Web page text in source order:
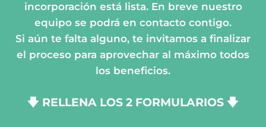
incorporación está lista. En breve nuestro
equipo se podrá en contacto contigo.
Si aún te falta alguno, te invitamos a finalizar
el proceso para aprovechar al máximo todos
los beneficios.
🡇 RELLENA LOS 2 FORMULARIOS 🡇